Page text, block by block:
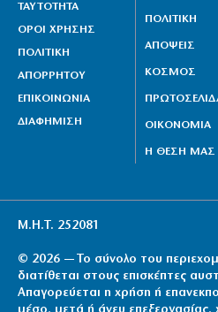
ΤΑΥΤΟΤΗΤΑ
ΟΡΟΙ ΧΡΗΣΗΣ
ΠΟΛΙΤΙΚΗ
ΑΠΟΡΡΗΤΟΥ
ΕΠΙΚΟΙΝΩΝΙΑ
ΔΙΑΦΗΜΙΣΗ
ΠΟΛΙΤΙΚΗ
ΑΠΟΨΕΙΣ
ΚΟΣΜΟΣ
ΟΙΚΟΝΟΜΙΑ
Η ΘΕΣΗ ΜΑΣ
Μ.Η.Τ. 252081
© 2026 — Το σύνολο του
διατίθεται στους επισκέπτες
Απαγορεύεται η χρήση ή